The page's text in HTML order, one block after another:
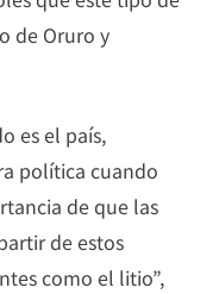
de Oruro y
es el país,
política cuando
de que las
de estos
como el litio”,